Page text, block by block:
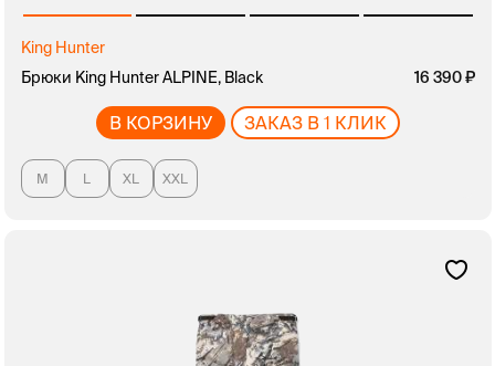
King Hunter
Брюки King Hunter ALPINE, Black
16 390
В КОРЗИНУ ЗАКАЗ В 1 КЛИК
M L XL XXL